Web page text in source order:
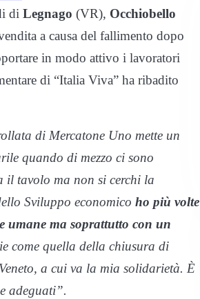
di Legnago (VR), Occhiobello
a causa del fallimento dopo
in modo attivo i lavoratori
di “Italia Viva” ha ribadito
di Mercatone Uno mette un
quando di mezzo ci sono
il tavolo ma non si cerchi la
Sviluppo economico ho più volte
umane ma soprattutto con un
come quella della chiusura di
a cui va la mia solidarietà. È
adeguati”.